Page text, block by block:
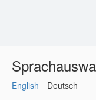
English Deutsch